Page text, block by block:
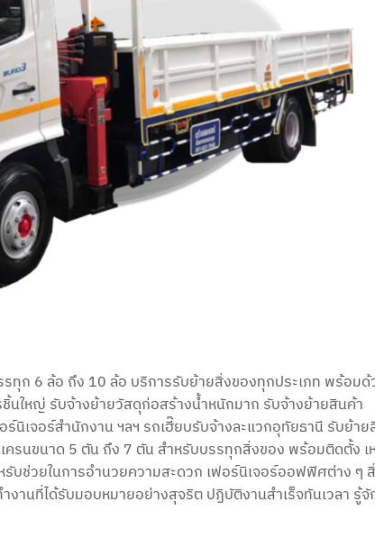
ทุก 6 ล้อ ถึง 10 ล้อ บริการรับย้ายสิ่งของทุกประเภท พร้อมด้
นใหญ่ รับจ้างย้ายวัสดุก่อสร้างน้ำหนักมาก รับจ้างย้ายสินค้า
นิเจอร์สำนักงาน ฯลฯ รถเฮี๊ยบรับจ้างละแวกอุทัยธานี รับย้าย
ครนขนาด 5 ตัน ถึง 7 ตัน สำหรับบรรทุกสิ่งของ พร้อมติดตั้ง เ
บช่วยในการอำนวยความสะดวก เฟอร์นิเจอร์ออฟฟิศต่าง ๆ
านที่ได้รับมอบหมายอย่างสุจริต ปฏิบัติงานสำเร็จทันเวลา รู้จั